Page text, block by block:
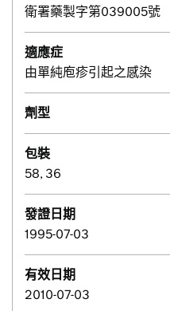
衛署藥製字第039005號
適應症
由單純庖疹引起之感染
劑型
包裝
58, 36
發證日期
1995-07-03
有效日期
2010-07-03